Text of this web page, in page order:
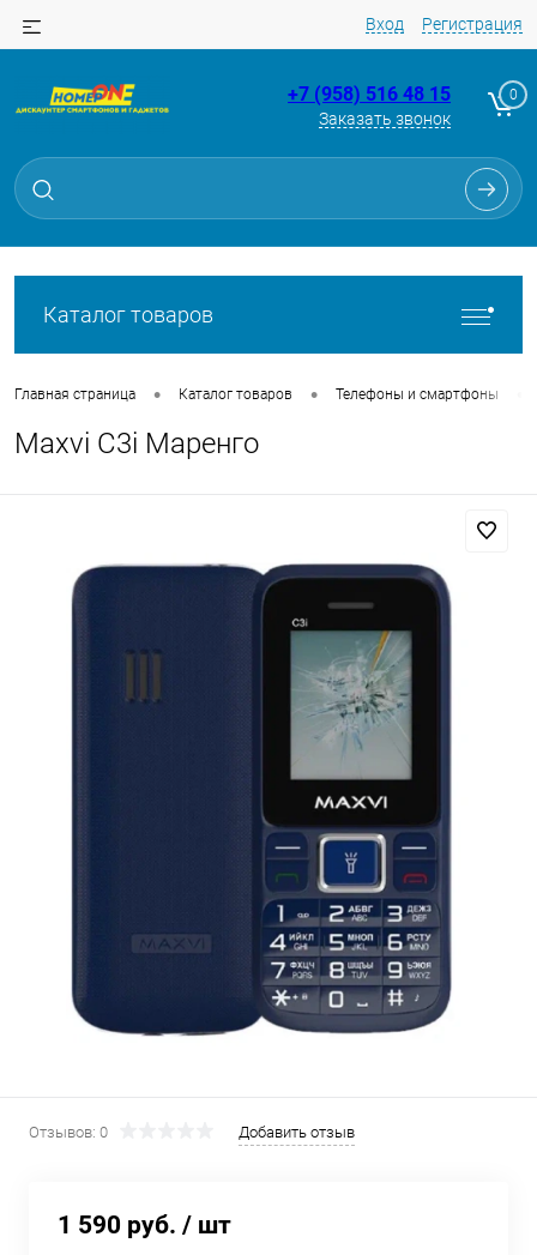
Вход Регистрация
+7 (958) 516 48 15
Заказать звонок
0
Каталог товаров
Главная страница • Каталог товаров • Телефоны и смартфоны
Maxvi C3i Маренго
Отзывов: 0 Добавить отзыв
1 590 руб. / шт
Для клиентов всех банков
Разбейте
без переплат
Сегодня
Добавляйте товары
Оплачивайте сегодня только
% картой любого банка
выбранный способом
% будут
с вашей карты
25%каждые 2 недели
об оплате Плайтом
Остались вопросы?